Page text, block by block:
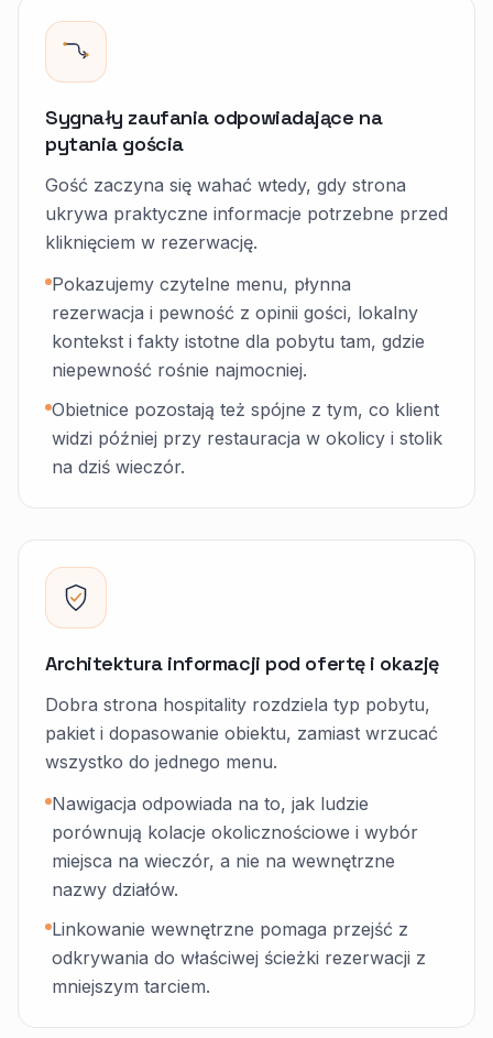
Sygnały zaufania odpowiadające na
pytania gościa
Gość zaczyna się wahać wtedy, gdy strona
ukrywa praktyczne informacje potrzebne przed
kliknięciem w rezerwację.
Pokazujemy czytelne menu, płynna
rezerwacja i pewność z opinii gości, lokalny
kontekst i fakty istotne dla pobytu tam, gdzie
niepewność rośnie najmocniej.
Obietnice pozostają też spójne z tym, co klient
widzi później przy restauracja w okolicy i stolik
na dziś wieczór.
Architektura informacji pod ofertę i okazję
Dobra strona hospitality rozdziela typ pobytu,
pakiet i dopasowanie obiektu, zamiast wrzucać
wszystko do jednego menu.
Nawigacja odpowiada na to, jak ludzie
porównują kolacje okolicznościowe i wybór
miejsca na wieczór, a nie na wewnętrzne
nazwy działów.
Linkowanie wewnętrzne pomaga przejść z
odkrywania do właściwej ścieżki rezerwacji z
mniejszym tarciem.